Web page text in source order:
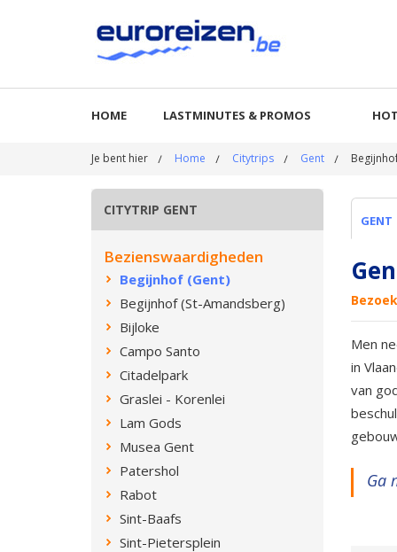
HOME LASTMINUTES & PROMOS
Je bent hier Home Citytrips Gent
CITYTRIP GENT
Bezienswaardigheden
Begijnhof (Gent)
Begijnhof (St-Amandsberg)
Bijloke
Campo Santo
Citadelpark
Graslei - Korenlei
Lam Gods
Musea Gent
Patershol
Rabot
Sint-Baafs
Sint-Pietersplein
GENT
Men
in
van
Ga